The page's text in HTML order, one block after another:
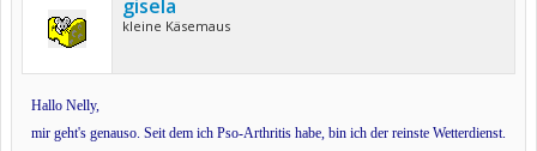
gisela
kleine Käsemaus
Hallo Nelly,
mir geht's genauso. Seit dem ich Pso-Arthritis habe, bin ich der reinste Wetterdienst.